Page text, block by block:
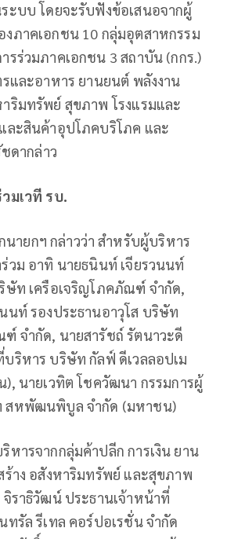
ะบบ โดยจะรับฟังข้อเสนอจากผู้
งภาคเอกชน 10 กลุ่มอุตสาหกรรม
รร่วมภาคเอกชน 3 สถาบัน (กกร.)
รและอาหาร ยานยนต์ พลังงาน
ริมทรัพย์ สุขภาพ โรงแรมและ
ละสินค้าอุปโภคบริโภค และ
ดากล่าว
มเวที รบ.
ายกฯ กล่าวว่า สำหรับผู้บริหาร
วม อาทิ นายธนินท์ เจียรวนนท์
ษัท เครือเจริญโภคภัณฑ์ จำกัด,
นท์ รองประธานอาวุโส บริษัท
จำกัด, นายสารัชถ์ รัตนาวะดี
ริหาร บริษัท กัลฟ์ ดีเวลลอปเม
นายเวทิต โชควัฒนา กรรมการผู้
สหพัฒนพิบูล จำกัด (มหาชน)
หารจากกลุ่มค้าปลีก การเงิน ยาน
ร้าง อสังหาริมทรัพย์ และสุขภาพ
ราธิวัฒน์ ประธานเจ้าหน้าที่
รัล รีเทล คอร์ปอเรชั่น จำกัด